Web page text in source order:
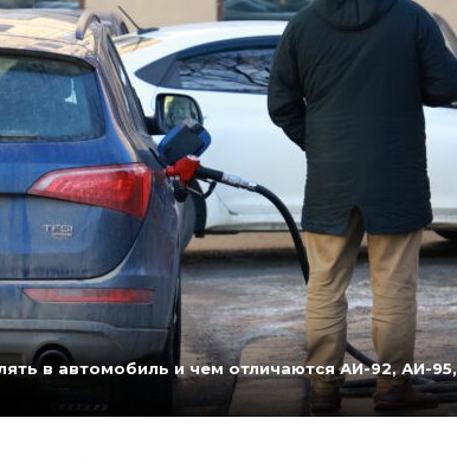
в автомобиль и чем отличаются АИ-92, АИ-